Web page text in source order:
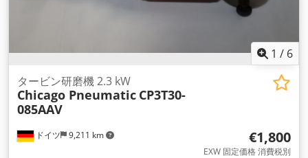
1 / 6
ドイツ 9,211 km
タービン研磨機 2.3 kW
Chicago Pneumatic CP3T30-
085AAV
€1,800
EXW 固定価格 消費税別